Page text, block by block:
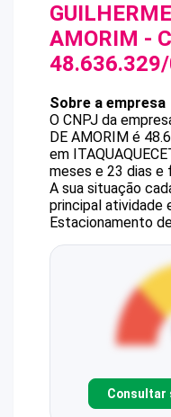
AMORIM -
Sobre a empresa
O CNPJ da
DE AMORIM é
em
meses e 23 dias
A sua situação
principal atividade
Estacionamento
Consultar